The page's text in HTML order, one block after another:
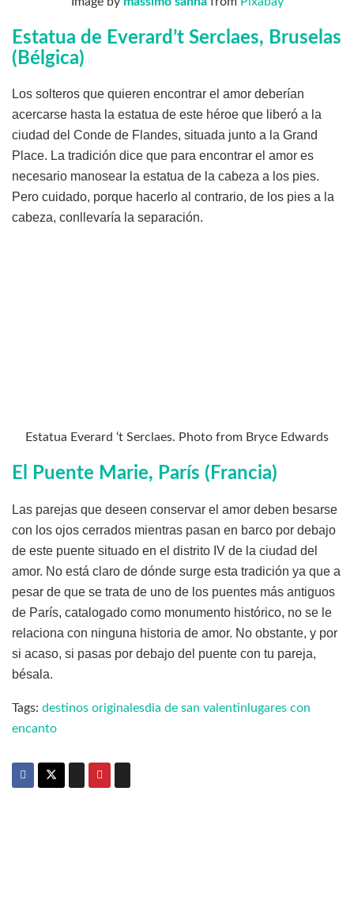
Estatua de Everard’t Serclaes, Bruselas
(Bélgica)
Los solteros que quieren encontrar el amor deberían
acercarse hasta la estatua de este héroe que liberó a la
ciudad del Conde de Flandes, situada junto a la Grand
Place. La tradición dice que para encontrar el amor es
necesario manosear la estatua de la cabeza a los pies.
Pero cuidado, porque hacerlo al contrario, de los pies a la
cabeza, conllevaría la separación.
Estatua Everard ‘t Serclaes. Photo from Bryce Edwards
El Puente Marie, París (Francia)
Las parejas que deseen conservar el amor deben besarse
con los ojos cerrados mientras pasan en barco por debajo
de este puente situado en el distrito IV de la ciudad del
amor. No está claro de dónde surge esta tradición ya que a
pesar de que se trata de uno de los puentes más antiguos
de París, catalogado como monumento histórico, no se le
relaciona con ninguna historia de amor. No obstante, y por
si acaso, si pasas por debajo del puente con tu pareja,
bésala.
Tags: destinos originalesdia de san valentin lugares con
encanto